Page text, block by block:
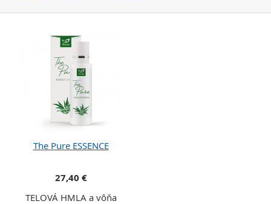
The Pure ESSENCE
27,40 €
TELOVÁ HMLA a vôňa